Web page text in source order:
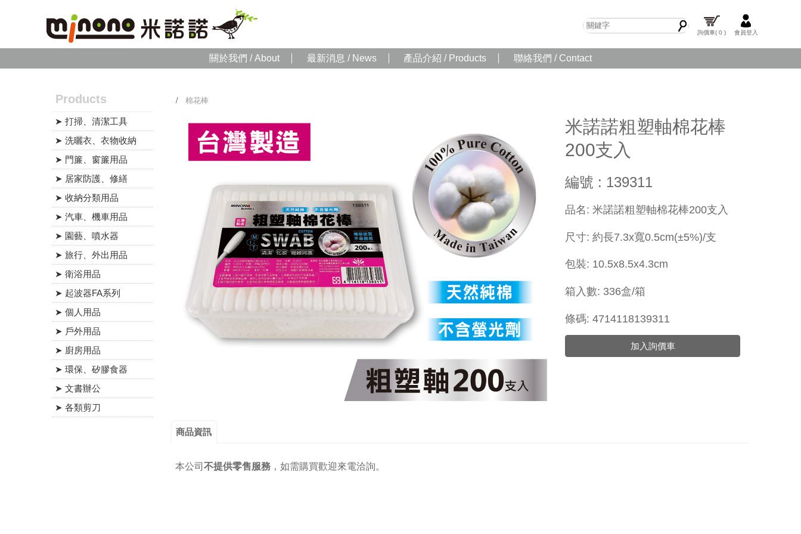
詢價車( 0 ) 會員登入
關於我們 / About 最新消息 / News 產品介紹 / Products 聯絡我們 / Contact
Products
➤ 打掃、清潔工具
➤ 洗曬衣、衣物收納
➤ 門簾、窗簾用品
➤ 居家防護、修繕
➤ 收納分類用品
➤ 汽車、機車用品
➤ 園藝、噴水器
➤ 旅行、外出用品
➤ 衛浴用品
➤ 起波器FA系列
➤ 個人用品
➤ 戶外用品
➤ 廚房用品
➤ 環保、矽膠食器
➤ 文書辦公
➤ 各類剪刀
/ 棉花棒
米諾諾粗塑軸棉花棒
200支入
編號 : 139311
​品名: 米諾諾粗塑軸棉花棒200支入
尺寸: 約長7.3x寬0.5cm(±5%)/支
包裝: 10.5x8.5x4.3cm
箱入數: 336盒/箱
條碼: 4714118139311
加入詢價車
商品資訊
本公司不提供零售服務 ，如需購買歡迎來電洽詢。